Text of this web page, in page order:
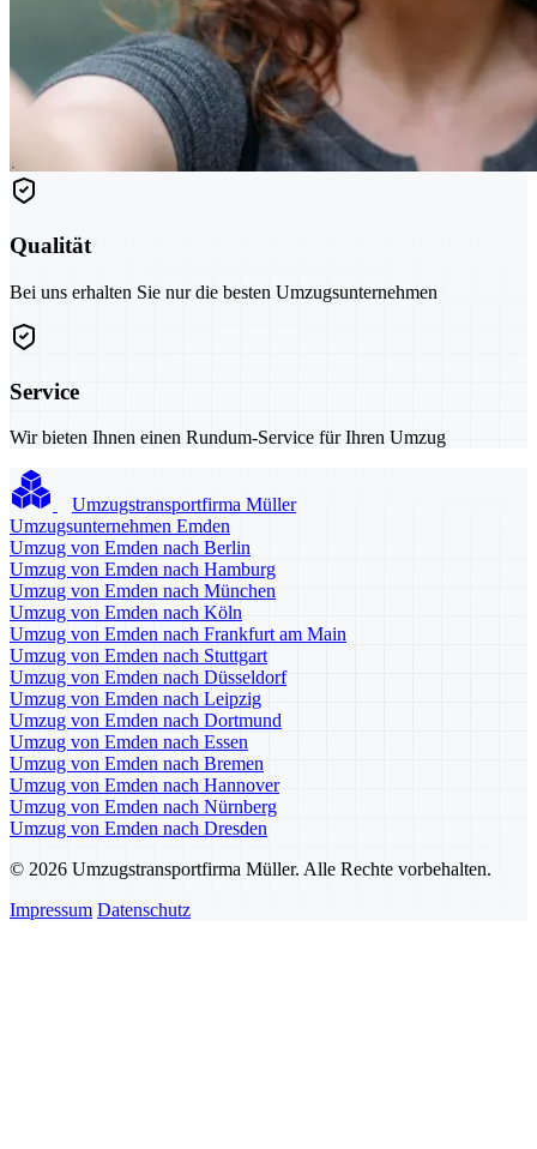
Qualität
Bei uns erhalten Sie nur die besten Umzugsunternehmen
Service
Wir bieten Ihnen einen Rundum-Service für Ihren Umzug
Umzugstransportfirma Müller
Umzugsunternehmen Emden
Umzug von Emden nach Berlin
Umzug von Emden nach Hamburg
Umzug von Emden nach München
Umzug von Emden nach Köln
Umzug von Emden nach Frankfurt am Main
Umzug von Emden nach Stuttgart
Umzug von Emden nach Düsseldorf
Umzug von Emden nach Leipzig
Umzug von Emden nach Dortmund
Umzug von Emden nach Essen
Umzug von Emden nach Bremen
Umzug von Emden nach Hannover
Umzug von Emden nach Nürnberg
Umzug von Emden nach Dresden
© 2026 Umzugstransportfirma Müller. Alle Rechte vorbehalten.
Impressum Datenschutz